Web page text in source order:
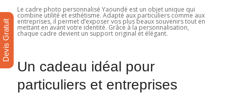
Le cadre photo personnalisé Yaoundé est un objet unique qui
combine utilité et esthétisme. Adapté aux particuliers comme aux
entreprises, il permet d’exposer vos plus beaux souvenirs tout en
mettant en avant votre identité. Grâce à la personnalisation,
chaque cadre devient un support original et élégant.
Un cadeau idéal pour
particuliers et entreprises
Devis Gratuit